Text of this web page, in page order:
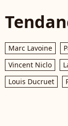
Marc Lavoine
Vincent Niclo
Louis Ducruet